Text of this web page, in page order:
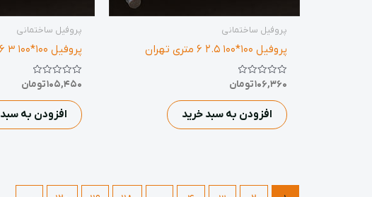
پروفیل ساختمانی
پروفیل 100*100 2.5 6 متری تهران
نمره
5
106,360تومان
افزودن به سبد خرید
پروفیل ساختمانی
پروفیل 100*100 3 6 متری اصفهان
نمره
5
105,450تومان
افزودن به